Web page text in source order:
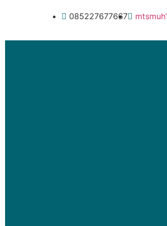
085227677667